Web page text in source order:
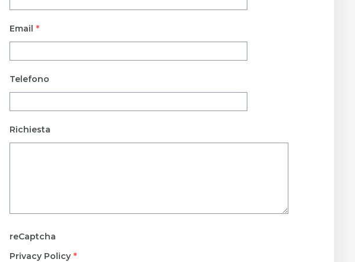
Email *
Telefono
Richiesta
reCaptcha
Privacy Policy *